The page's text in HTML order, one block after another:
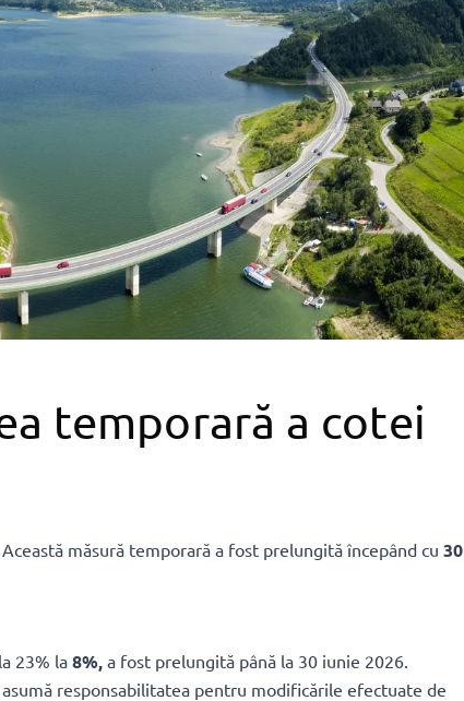
temporară a cotei
Această măsură temporară a fost prelungită începând cu 30
23% la 8%, a fost prelungită până la 30 iunie 2026.
responsabilitatea pentru modificările efectuate de